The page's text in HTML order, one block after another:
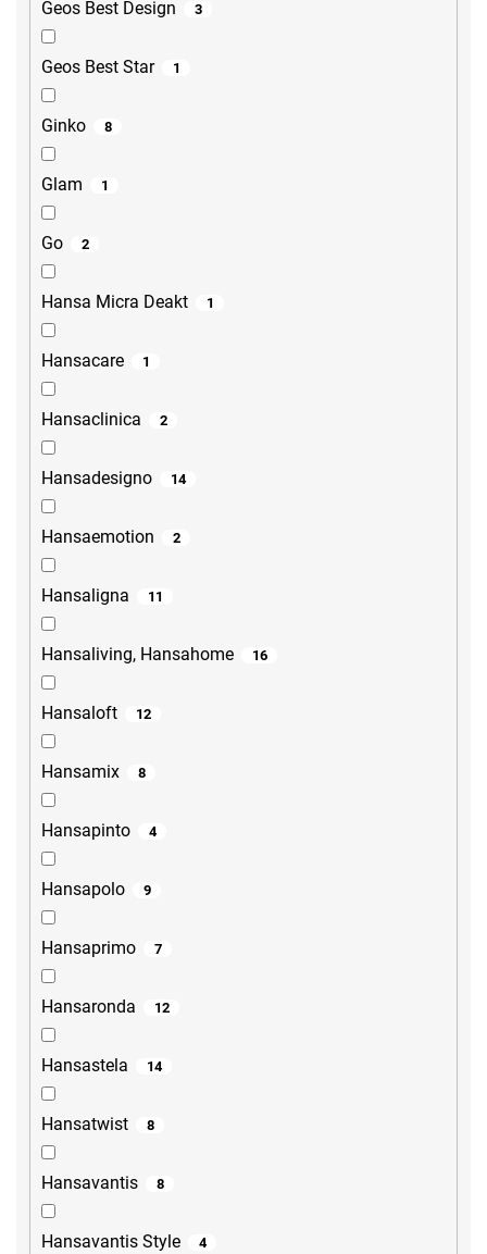
Geos Best Design 3
Geos Best Star 1
Ginko 8
Glam 1
Go 2
Hansa Micra Deakt 1
Hansacare 1
Hansaclinica 2
Hansadesigno 14
Hansaemotion 2
Hansaligna 11
Hansaliving, Hansahome 16
Hansaloft 12
Hansamix 8
Hansapinto 4
Hansapolo 9
Hansaprimo 7
Hansaronda 12
Hansastela 14
Hansatwist 8
Hansavantis 8
Hansavantis Style 4